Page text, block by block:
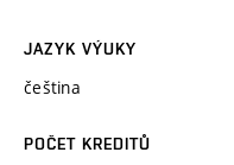
JAZYK VÝUKY
čeština
POČET KREDITŮ